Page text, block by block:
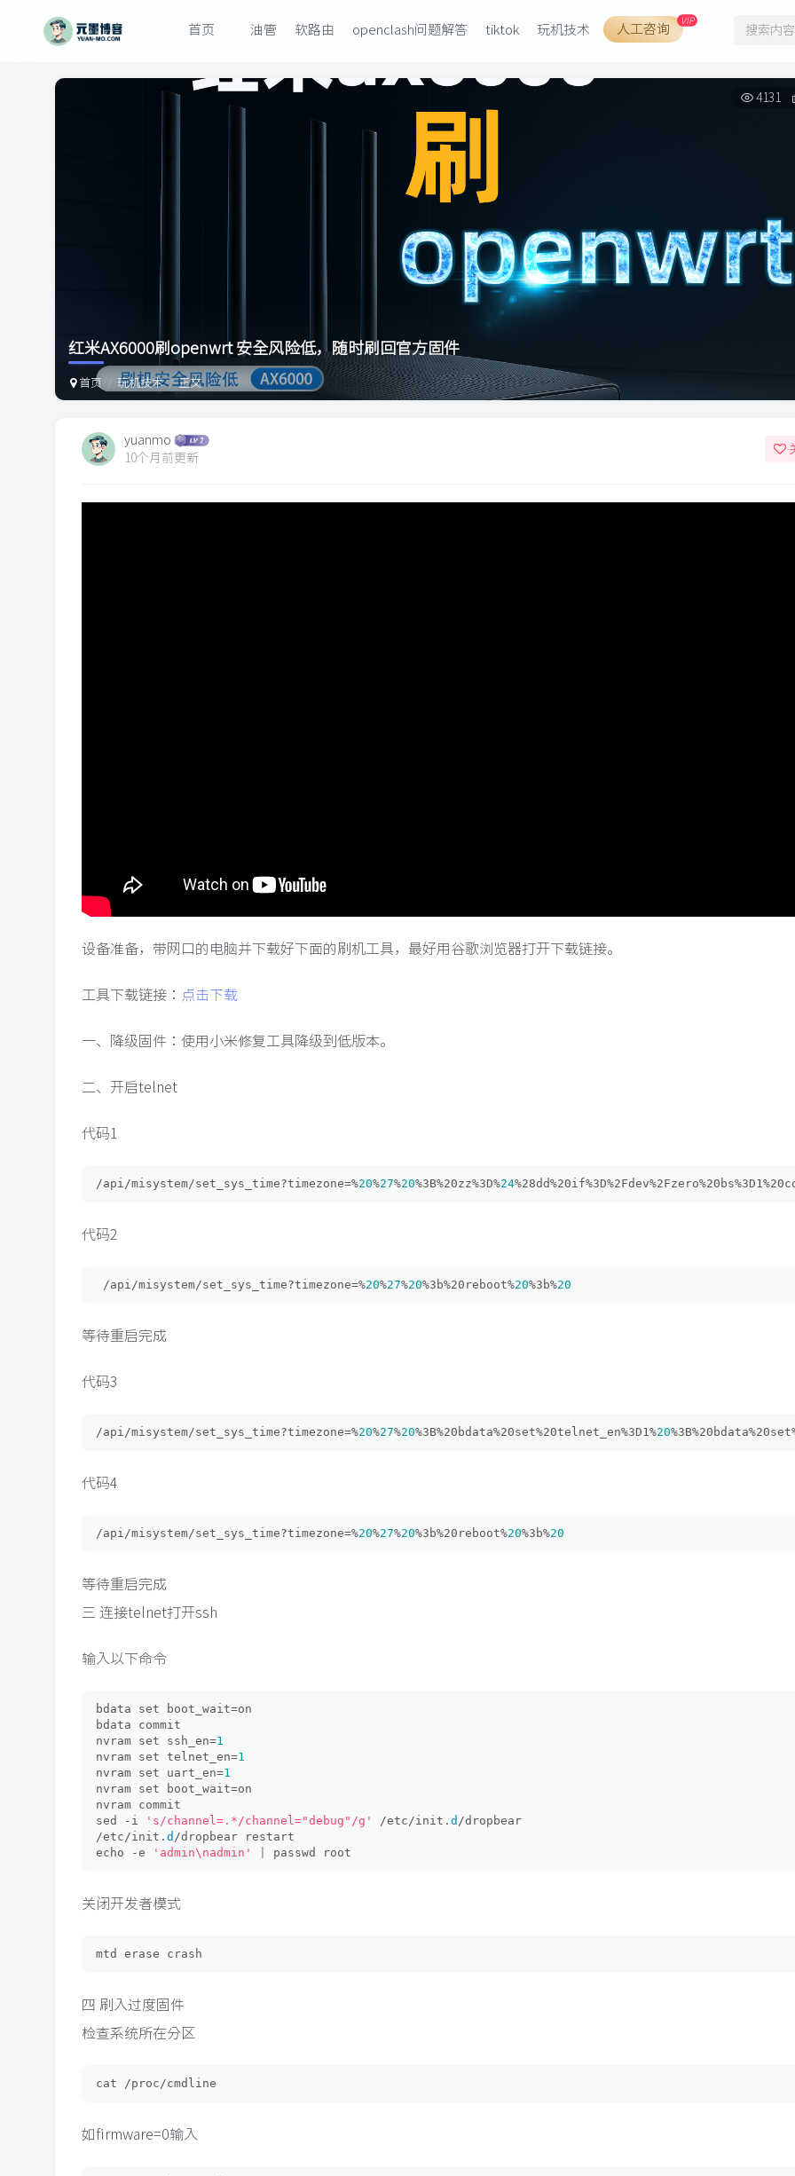
首页 油管 软路由 openclash问题解答 tiktok 玩机技术 人工咨询
VIP
红米AX6000刷openwrt 安全风险低，随时刷回官方固件
首页 玩机技术 正文
4131
yuanmo
10个月前更新
设备准备，带网口的电脑并下载好下面的刷机工具，最好用谷歌浏览器打开下载链接。
工具下载链接： 点击下载
一、降级固件：使用小米修复工具降级到低版本。
二、开启telnet
代码1
/api/misystem/set_sys_time?timezone=%20%27%20%3B%20zz%3D%24
代码2
/api/misystem/set_sys_time?timezone=%20%27%20%3b%20reboot%20%3b%20
等待重启完成
代码3
/api/misystem/set_sys_time?timezone=%20%27%20%3B%20bdata%20set%20telnet_en%3D1%20
代码4
/api/misystem/set_sys_time?timezone=%20%27%20%3b%20reboot%20%3b%20
等待重启完成
三 连接telnet打开ssh
输入以下命令
bdata set boot_wait=on
bdata commit
nvram set ssh_en=1
nvram set telnet_en=1
nvram set uart_en=1
nvram set boot_wait=on
nvram commit
sed -i
's/channel=.*/channel="debug"/g' /etc/init. d /dropbear
/etc/init. d /dropbear restart
echo -e
'admin\nadmin' passwd root
关闭开发者模式
mtd erase crash
四 刷入过度固件
检查系统所在分区
cat /proc/cmdline
如firmware=0输入